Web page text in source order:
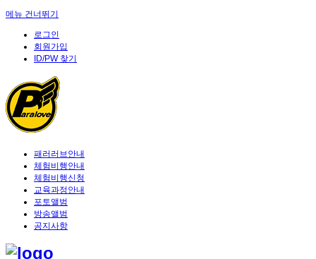
메뉴 건너뛰기
로그인
회원가입
ID/PW 찾기
패러러브안내
체험비행안내
체험비행신청
교육과정안내
포토앨범
방송앨범
공지사항